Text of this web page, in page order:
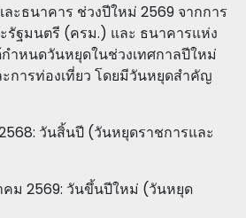
ะธนาคาร ช่วงปีใหม่ 2569 จากการ
ฐมนตรี (ครม.) และ ธนาคารแห่ง
ำหนดวันหยุดในช่วงเทศกาลปีใหม่
การท่องเที่ยว โดยมีวันหยุดสำคัญ
วันสิ้นปี (วันหยุดราชการและ
ม 2569: วันขึ้นปีใหม่ (วันหยุด